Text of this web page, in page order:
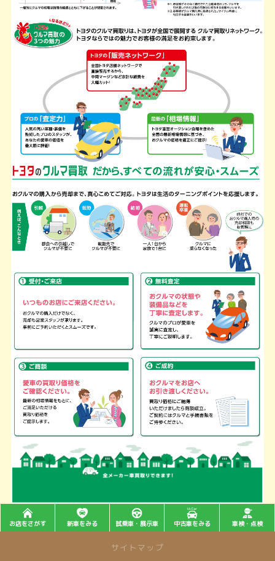
お店をさがす 新車をみる 試乗車・展示車 中古車をみる 車検・点検
サイトマップ